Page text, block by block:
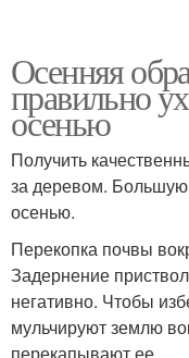
Уход за сливой
Осенняя
правильно
осенью
Получить
за деревом. Большую
осенью.
Перекопка почвы
Задернение
негативно. Чтобы
мульчируют землю